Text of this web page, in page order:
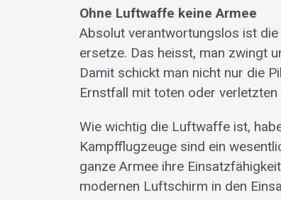
Ohne Luftwaffe keine Armee
Absolut verantwortungslos ist
ersetze. Das heisst, man zwingt
Damit schickt man nicht nur die
Ernstfall mit toten oder
Wie wichtig die Luftwaffe ist,
Kampfflugzeuge sind ein
ganze Armee ihre
modernen Luftschirm in den